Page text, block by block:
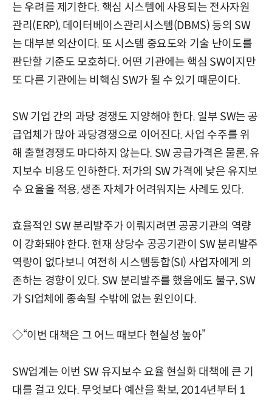
는 우려를 제기한다. 핵심 시스템에 사용되는 전사자원
관리(ERP), 데이터베이스관리시스템(DBMS) 등의 SW
는 대부분 외산이다. 또 시스템 중요도와 기술 난이도를
판단할 기준도 모호하다. 어떤 기관에는 핵심 SW이지만
또 다른 기관에는 비핵심 SW가 될 수 있기 때문이다.
SW 기업 간의 과당 경쟁도 지양해야 한다. 일부 SW는 공
급업체가 많아 과당경쟁으로 이어진다. 사업 수주를 위
해 출혈경쟁도 마다하지 않는다. SW 공급가격은 물론, 유
지보수 비용도 인하한다. 저가의 SW 가격에 낮은 유지보
수 요율을 적용, 생존 자체가 어려워지는 사례도 있다.
효율적인 SW 분리발주가 이뤄지려면 공공기관의 역량
이 강화돼야 한다. 현재 상당수 공공기관이 SW 분리발주
역량이 없다보니 여전히 시스템통합(SI) 사업자에게 의
존하는 경향이 있다. SW 분리발주를 했음에도 불구, SW
가 SI업체에 종속될 수밖에 없는 원인이다.
◇“이번 대책은 그 어느 때보다 현실성 높아”
SW업계는 이번 SW 유지보수 요율 현실화 대책에 큰 기
대를 걸고 있다. 무엇보다 예산을 확보, 2014년부터 1